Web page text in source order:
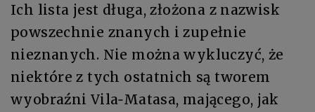
Ich lista jest długa, złożona z nazwisk
powszechnie znanych i zupełnie
nieznanych. Nie można wykluczyć, że
niektóre z tych ostatnich są tworem
wyobraźni Vila‑Matasa, mającego, jak